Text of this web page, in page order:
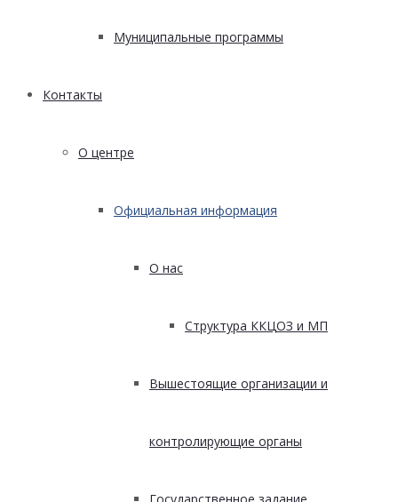
Муниципальные программы
Контакты
О центре
Официальная информация
О нас
Структура ККЦОЗ и МП
Вышестоящие организации и
контролирующие органы